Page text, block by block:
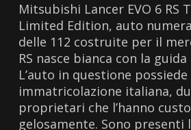
Mitsubishi Lancer EVO 6 RS
Limited Edition, auto
delle 112 costruite per il
RS nasce bianca con la
L’auto in questione
immatricolazione italiana,
proprietari che l’hanno
gelosamente. Sono